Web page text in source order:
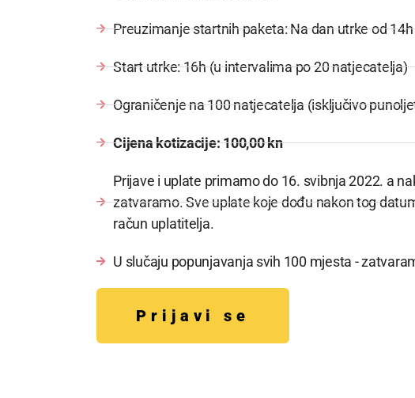
Preuzimanje startnih paketa: Na dan utrke od
Start utrke: 16h (u intervalima po 20 natjecatelja)
Ograničenje na 100 natjecatelja (isključivo
Cijena kotizacije: 100,00 kn
Prijave i uplate primamo do 16. svibnja 2022. a
zatvaramo. Sve uplate koje dođu nakon tog
račun uplatitelja.
U slučaju popunjavanja svih 100 mjesta -
Prijavi se